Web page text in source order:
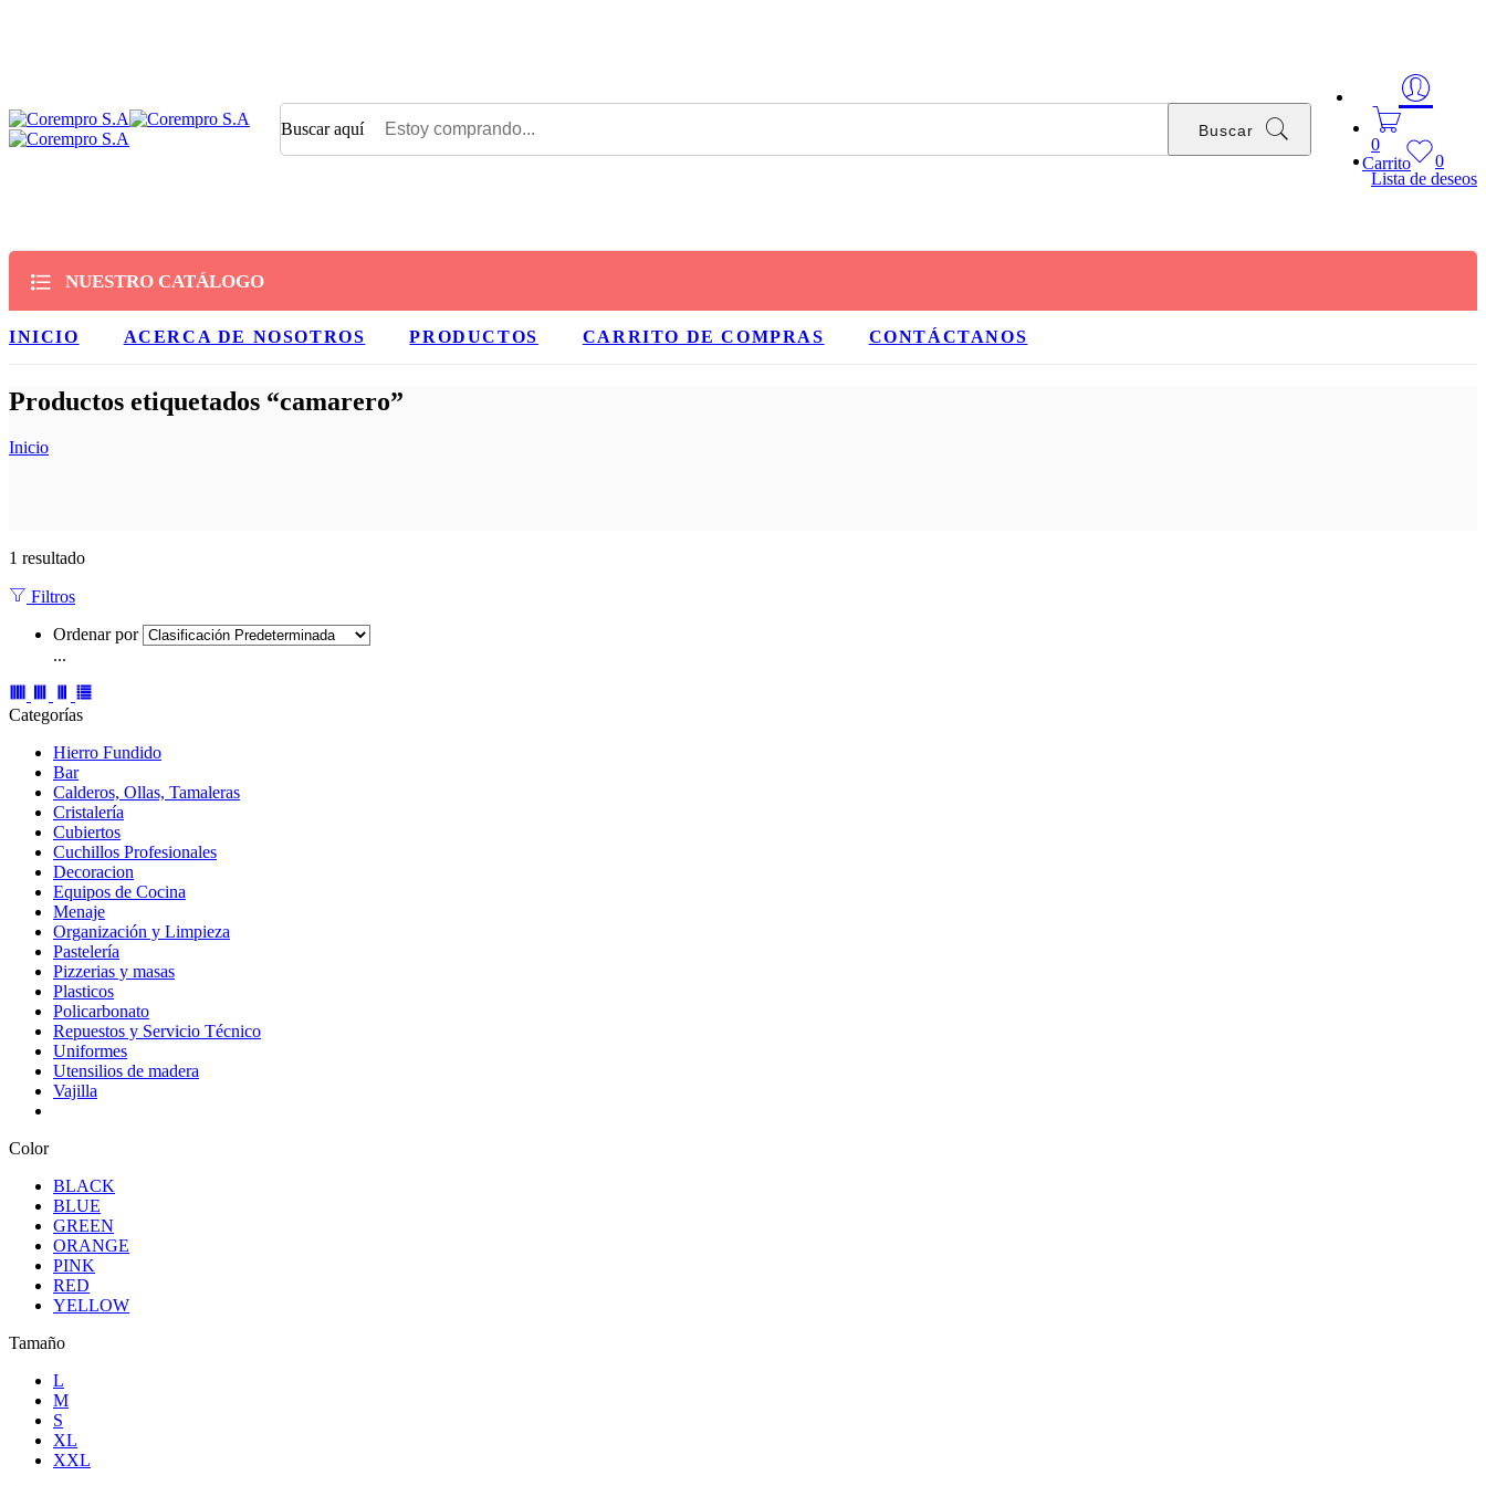
Buscar aquí Buscar
0
Carrito
0
Lista de deseos
NUESTRO CATÁLOGO
INICIO ACERCA DE NOSOTROS PRODUCTOS CARRITO DE COMPRAS CONTÁCTANOS
Productos etiquetados “camarero”
Inicio
1 resultado
Filtros
Ordenar por
...
Categorías
Hierro Fundido
Bar
Calderos, Ollas, Tamaleras
Cristalería
Cubiertos
Cuchillos Profesionales
Decoracion
Equipos de Cocina
Menaje
Organización y Limpieza
Pastelería
Pizzerias y masas
Plasticos
Policarbonato
Repuestos y Servicio Técnico
Uniformes
Utensilios de madera
Vajilla
Color
BLACK
BLUE
GREEN
ORANGE
PINK
RED
YELLOW
Tamaño
L
M
S
XL
XXL